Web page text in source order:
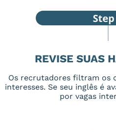
REVISE SUAS
Os recrutadores filtram os
interesses. Se seu inglês é
por vagas